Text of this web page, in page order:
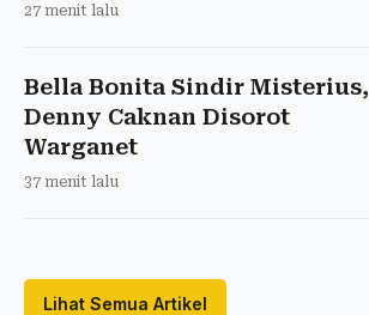
27 menit lalu
Bella Bonita Sindir Misterius,
Denny Caknan Disorot
Warganet
37 menit lalu
Lihat Semua Artikel